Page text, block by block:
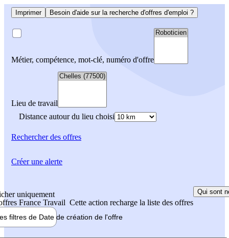
Imprimer Besoin d'aide sur la recherche d'offres d'emploi ?
Métier, compétence, mot-clé, numéro d'offre
Lieu de travail
Distance autour du lieu choisi
Rechercherdes offres
uniquement
France Travail Cette action recharge la liste des offres
Qui sont
filtres de Date de création de l'offre
Créer une alerte